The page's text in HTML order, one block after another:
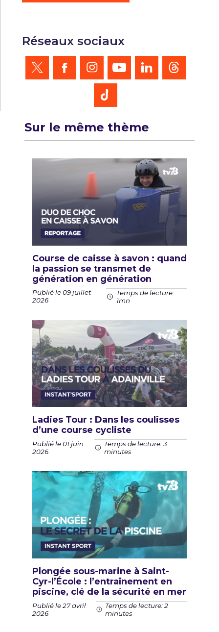
Réseaux sociaux
Sur le même thème
Course de caisse à savon : quand
la passion se transmet de
génération en génération
Publié le 09 juillet
2026
Temps de lecture:
1mn
Ladies Tour : Dans les coulisses
d’une course cycliste
Publié le 01 juin
2026
Temps de lecture: 3
minutes
Plongée sous-marine à Saint-
Cyr-l’École : l’entraînement en
piscine, clé de la sécurité en mer
Publié le 27 avril
2026
Temps de lecture: 2
minutes